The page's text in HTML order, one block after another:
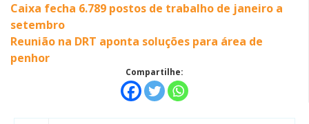
Caixa fecha 6.789 postos de trabalho de janeiro a
setembro
Reunião na DRT aponta soluções para área de
penhor
Compartilhe: